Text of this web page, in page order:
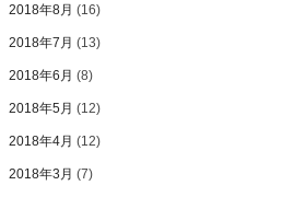
2018年8月 (16)
2018年7月 (13)
2018年6月 (8)
2018年5月 (12)
2018年4月 (12)
2018年3月 (7)